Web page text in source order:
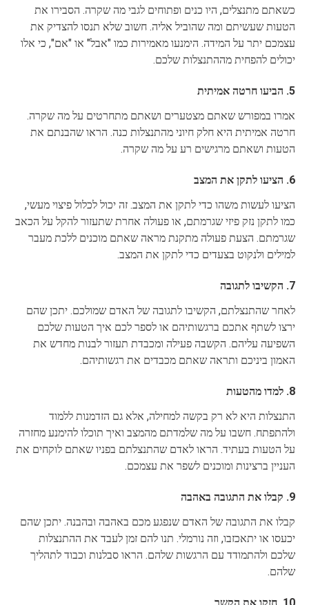
כשאתם מתנצלים, היו כנים ופתוחים לגבי מה שקרה. הסבירו את
הטעות שעשיתם ומה שהוביל אליה. חשוב שלא תנסו להצדיק את
עצמכם יתר על המידה. הימנעו מאמירות כמו "אבל" או "אם", כי אלו
יכולים להפחית מההתנצלות שלכם.
5. הביעו חרטה אמיתית
אמרו במפורש שאתם מצטערים ושאתם מתחרטים על מה שקרה.
חרטה אמיתית היא חלק חיוני מהתנצלות כנה. הראו שהבנתם את
הטעות ושאתם מרגישים רע על מה שקרה.
6. הציעו לתקן את המצב
הציעו לעשות משהו כדי לתקן את המצב. זה יכול לכלול פיצוי מעשי,
כמו לתקן נזק פיזי שגרמתם, או פעולה אחרת שתעזור להקל על הכאב
שגרמתם. הצעת פעולה מתקנת מראה שאתם מוכנים ללכת מעבר
למילים ולנקוט בצעדים כדי לתקן את המצב.
7. הקשיבו לתגובה
לאחר שהתנצלתם, הקשיבו לתגובה של האדם שמולכם. יתכן שהם
ירצו לשתף אתכם ברגשותיהם או לספר לכם איך הטעות שלכם
השפיעה עליהם. הקשבה פעילה ומכבדת תעזור לבנות מחדש את
האמון ביניכם ותראה שאתם מכבדים את רגשותיהם.
8. למדו מהטעות
התנצלות היא לא רק בקשה למחילה, אלא גם הזדמנות ללמוד
ולהתפתח. חשבו על מה שלמדתם מהמצב ואיך תוכלו להימנע מחזרה
על הטעות בעתיד. הראו לאדם שהתנצלתם בפניו שאתם לוקחים את
העניין ברצינות ומוכנים לשפר את עצמכם.
9. קבלו את התגובה באהבה
קבלו את התגובה של האדם שנפגע מכם באהבה ובהבנה. יתכן שהם
יכעסו או יתאכזבו, וזה נורמלי. תנו להם זמן לעבד את ההתנצלות
שלכם ולהתמודד עם הרגשות שלהם. הראו סבלנות וכבוד לתהליך
שלהם.